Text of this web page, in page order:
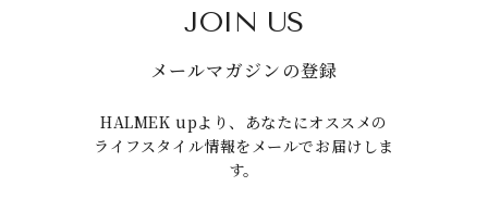
JOIN US
メールマガジンの登録
HALMEK upより、あなたにオススメの
ライフスタイル情報をメールでお届けしま
す。